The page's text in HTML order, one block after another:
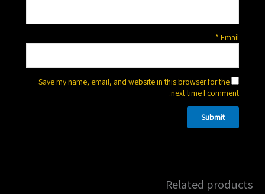
Email
*
Save my name, email, and website in this browser for the
next time I comment.
Related products